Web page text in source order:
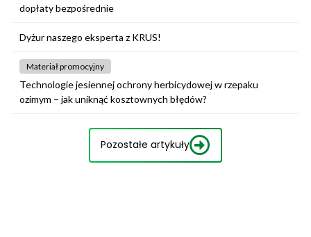
dopłaty bezpośrednie
Dyżur naszego eksperta z KRUS!
Materiał promocyjny
Technologie jesiennej ochrony herbicydowej w rzepaku
ozimym – jak uniknąć kosztownych błędów?
Pozostałe artykuły